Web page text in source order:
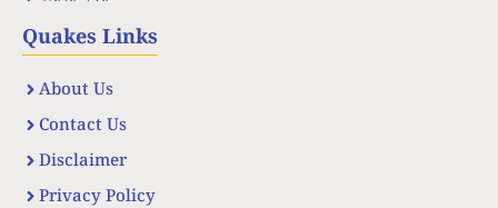
Quakes Links
About Us
Contact Us
Disclaimer
Privacy Policy